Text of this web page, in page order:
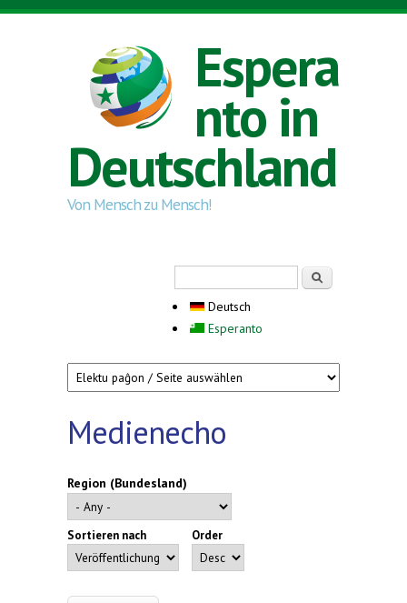
Direkt zum Inhalt
Espera
nto in
Deutschland
Von Mensch zu Mensch!
Deutsch
Esperanto
Medienecho
Region (Bundesland)
Sortieren nach Order